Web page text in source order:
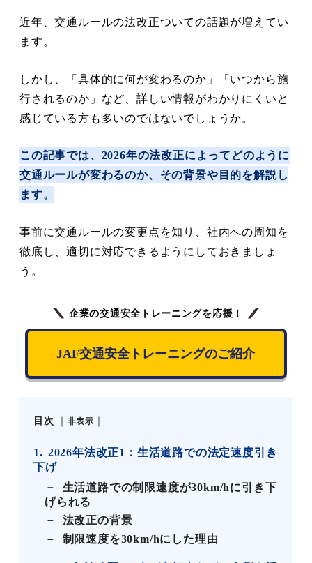
近年、交通ルールの法改正ついての話題が増えてい
ます。
しかし、「具体的に何が変わるのか」「いつから施
行されるのか」など、詳しい情報がわかりにくいと
感じている方も多いのではないでしょうか。
この記事では、2026年の法改正によってどのように
交通ルールが変わるのか、その背景や目的を解説し
ます。
事前に交通ルールの変更点を知り、社内への周知を
徹底し、適切に対応できるようにしておきましょ
う。
企業の交通安全トレーニングを応援！
JAF交通安全トレーニングのご紹介
目次 非表示
1
2026年法改正1：生活道路での法定速度引き
下げ
生活道路での制限速度が30km/hに引き下
げられる
法改正の背景
制限速度を30km/hにした理由